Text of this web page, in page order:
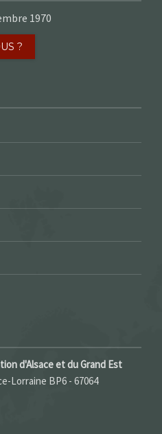
1970
?
d'Alsace et du Grand Est
Lorraine BP6 - 67064